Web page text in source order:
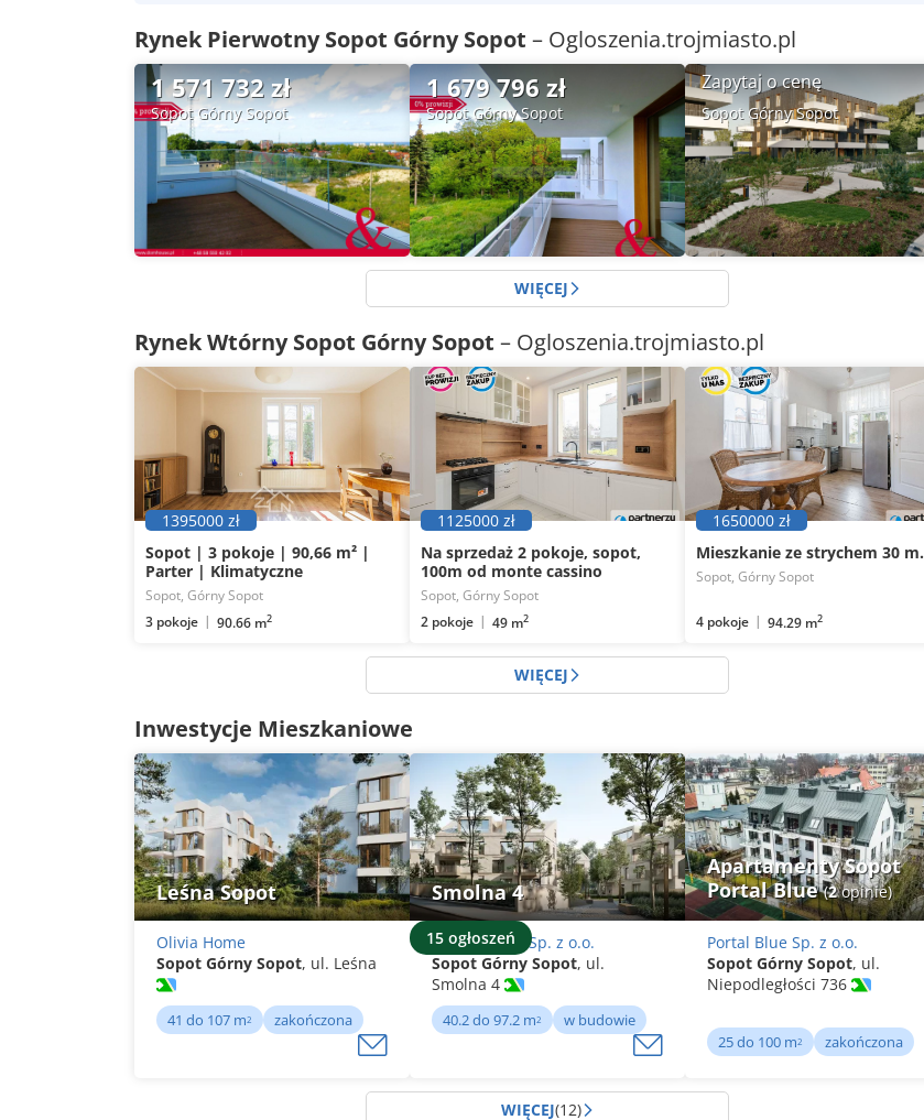
Rynek Pierwotny Sopot Górny Sopot – Ogloszenia.trojmiasto.pl
1 571 732 zł
Sopot Górny Sopot
1 679 796 zł
Sopot Górny Sopot
3 pokoje65
Zapytaj o cenę
Sopot Górny Sopot
WIĘCEJ
Rynek Wtórny Sopot Górny Sopot – Ogloszenia.trojmiasto.pl
Sopot | 3 pokoje | 90,66 m² |
Parter | Klimatyczne
1395000 zł
Sopot, Górny Sopot
3 pokoje
90.66 m2
Na sprzedaż 2 pokoje, sopot,
100m od monte cassino
1125000 zł
Sopot, Górny Sopot
2 pokoje
49 m2
Mieszkanie ze strychem 30 m.
1650000 zł
Sopot, Górny Sopot
4 pokoje 94.29 m2
WIĘCEJ
Inwestycje Mieszkaniowe
Leśna Sopot
Olivia Home
Sopot Górny Sopot, ul. Leśna
41 do 107 m2 zakończona
Smolna 4
15 ogłoszeń
Elfeko Invest Sp. z o.o.
Sopot Górny Sopot, ul.
Smolna 4
40.2 do 97.2 m2 w budowie
Apartamenty Sopot
Portal Blue(2opinie)
Portal Blue Sp. z o.o.
Sopot Górny Sopot, ul.
Niepodległości 736
25 do 100 m2 zakończona
WIĘCEJ(12)